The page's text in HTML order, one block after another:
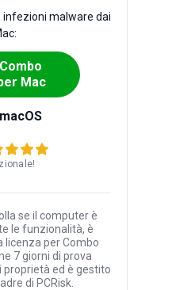
malware dai
Mac
macOS
se il computer è
le funzionalità, è
licenza per Combo
7 giorni di prova
proprietà ed è gestito
di PCRisk.